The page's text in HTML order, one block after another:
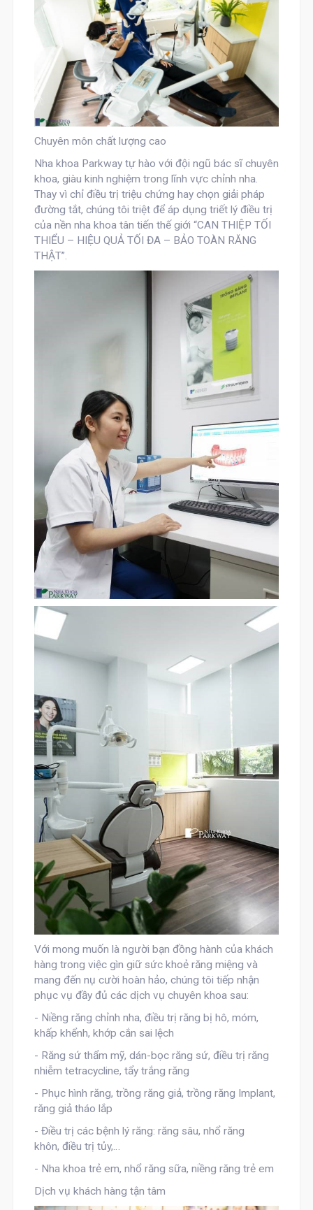
Chuyên môn chất lượng cao
Nha khoa Parkway tự hào với đội ngũ bác sĩ chuyên
khoa, giàu kinh nghiệm trong lĩnh vực chỉnh nha.
Thay vì chỉ điều trị triệu chứng hay chọn giải pháp
đường tắt, chúng tôi triệt để áp dụng triết lý điều trị
của nền nha khoa tân tiến thế giới “CAN THIỆP TỐI
THIỂU – HIỆU QUẢ TỐI ĐA – BẢO TOÀN RĂNG
THẬT”.
Với mong muốn là người bạn đồng hành của khách
hàng trong việc gìn giữ sức khoẻ răng miệng và
mang đến nụ cười hoàn hảo, chúng tôi tiếp nhận
phục vụ đầy đủ các dịch vụ chuyên khoa sau:
- Niềng răng chỉnh nha, điều trị răng bị hô, móm,
khấp khểnh, khớp cắn sai lệch
- Răng sứ thẩm mỹ, dán-bọc răng sứ, điều trị răng
nhiễm tetracycline, tẩy trắng răng
- Phục hình răng, trồng răng giả, trồng răng Implant,
răng giả tháo lắp
- Điều trị các bệnh lý răng: răng sâu, nhổ răng
khôn, điều trị tủy,…
- Nha khoa trẻ em, nhổ răng sữa, niềng răng trẻ em
Dịch vụ khách hàng tận tâm